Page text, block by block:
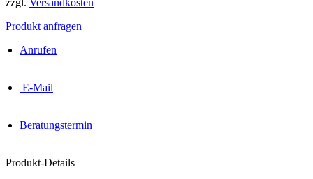
Produkt anfragen
Anrufen
E-Mail
Beratungstermin
Produkt-Details